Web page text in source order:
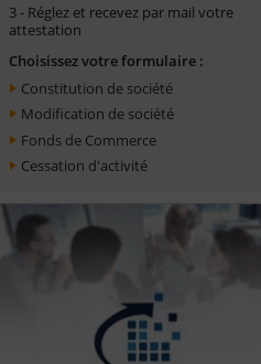
3 - Réglez et recevez par mail votre
attestation
Choisissez votre formulaire :
Constitution de société
Modification de société
Fonds de Commerce
Cessation d'activité